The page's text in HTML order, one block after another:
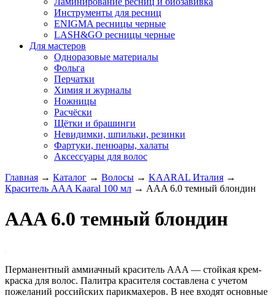
Инструменты для ресниц
ENIGMA ресницы черные
LASH&GO ресницы черные
Для мастеров
Одноразовые материалы
Фольга
Перчатки
Химия и журналы
Ножницы
Расчёски
Щётки и брашинги
Невидимки, шпильки, резинки
Фартуки, пенюары, халаты
Аксессуары для волос
Главная → Каталог → Волосы → KAARAL Италия →
Краситель AAA Kaaral 100 мл → AAA 6.0 темный блондин
AAA 6.0 темный блондин
Перманентный аммиачный краситель AAA — стойкая крем-
краска для волос. Палитра красителя составлена с учетом
пожеланий российских парикмахеров. В нее входят основные